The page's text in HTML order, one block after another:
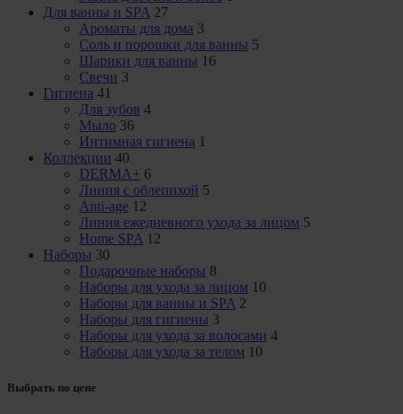
Для ванны и SPA 27
Ароматы для дома 3
Соль и порошки для ванны 5
Шарики для ванны 16
Свечи 3
Гигиена 41
Для зубов 4
Мыло 36
Интимная гигиена 1
Коллекции 40
DERMA+ 6
Линия с облепихой 5
Anti-age 12
Линия ежедневного ухода за лицом 5
Home SPA 12
Наборы 30
Подарочные наборы 8
Наборы для ухода за лицом 10
Наборы для ванны и SPA 2
Наборы для гигиены 3
Наборы для ухода за волосами 4
Наборы для ухода за телом 10
Выбрать по цене